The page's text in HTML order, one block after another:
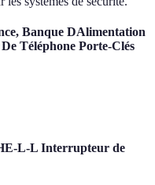
Banque DAlimentation
Téléphone Porte-Clés
L-L Interrupteur de